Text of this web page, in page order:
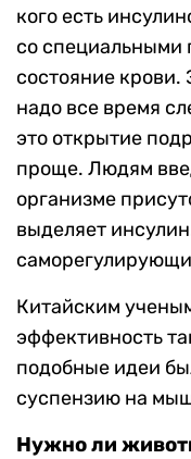
кого есть
со специальными
состояние
надо все время
это открытие
проще. Людям
организме
выделяет
Китайским
эффективность
подобные идеи
суспензию на
Нужно ли